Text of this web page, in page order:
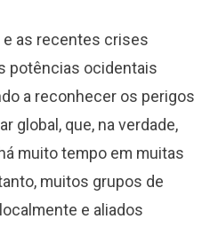
e as recentes crises
potências ocidentais
a reconhecer os perigos
global, que, na verdade,
muito tempo em muitas
muitos grupos de
e aliados